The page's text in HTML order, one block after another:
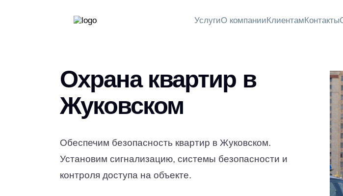
УслугиО компанииКлиентамКонтакты
Охрана квартир в
Жуковском
Обеспечим безопасность квартир в Жуковском.
Установим сигнализацию, системы безопасности и
контроля доступа на объекте.